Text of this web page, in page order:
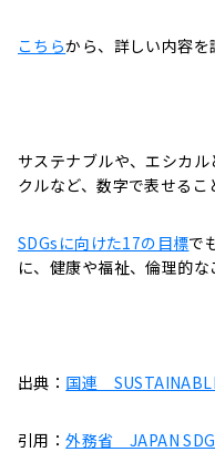
こちらから、詳しい内容を
サステナブルや、エシカ
クルなど、数字で表せるこ
SDGsに向けた17の目標で
に、健康や福祉、倫理的な
出典： 国連
引用：外務省 JAPAN